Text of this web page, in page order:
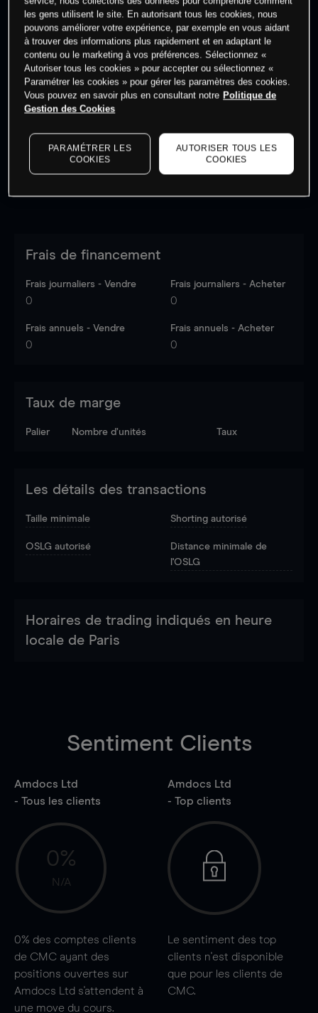
Commencez à trader
Les prix sont indicatifs.Connectez-vous pour voir les
dernières données du marché.
Frais de financement
Frais journaliers - Vendre
0
Frais journaliers - Acheter
0
Frais annuels - Vendre
0
Frais annuels - Acheter
0
Taux de marge
Palier Nombre d’unités Taux
Les détails des transactions
Taille minimale Shorting autorisé
OSLG autorisé
Distance minimale de
l'OSLG
Horaires de trading indiqués en heure
locale de Paris
Sentiment Clients
Amdocs Ltd
- Tous les clients
0%
N/A
0% des comptes clients
de CMC ayant des
positions ouvertes sur
Amdocs Ltd s'attendent à
une move du cours.
Amdocs Ltd
- Top clients
Le sentiment des top
clients n'est disponible
que pour les clients de
CMC.
les gens utilisent le site. En autorisant tous les cookies, nous
pouvons améliorer votre expérience, par exemple en vous aidant
à trouver des informations plus rapidement et en adaptant le
contenu ou le marketing à vos préférences. Sélectionnez «
Autoriser tous les cookies » pour accepter ou sélectionnez «
Paramétrer les cookies » pour gérer les paramètres des cookies.
Vous pouvez en savoir plus en consultant notre Politique de
Gestion des Cookies
PARAMÉTRER LES
COOKIES
AUTORISER TOUS LES
COOKIES